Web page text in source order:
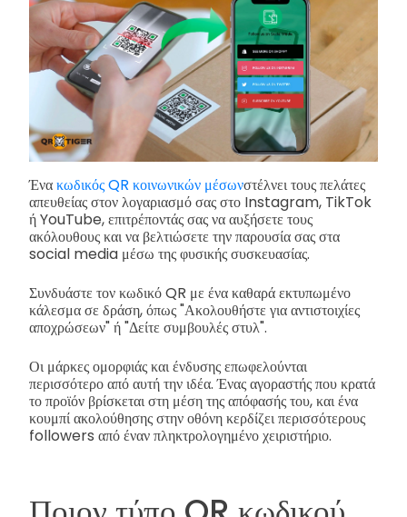
Ένακωδικός QR κοινωνικών μέσωνστέλνει τους πελάτες
απευθείας στον λογαριασμό σας στο Instagram, TikTok
ή YouTube, επιτρέποντάς σας να αυξήσετε τους
ακόλουθους και να βελτιώσετε την παρουσία σας στα
social media μέσω της φυσικής συσκευασίας.
Συνδυάστε τον κωδικό QR με ένα καθαρά εκτυπωμένο
κάλεσμα σε δράση, όπως "Ακολουθήστε για αντιστοιχίες
αποχρώσεων" ή "Δείτε συμβουλές στυλ".
Οι μάρκες ομορφιάς και ένδυσης επωφελούνται
περισσότερο από αυτή την ιδέα. Ένας αγοραστής που κρατά
το προϊόν βρίσκεται στη μέση της απόφασής του, και ένα
κουμπί ακολούθησης στην οθόνη κερδίζει περισσότερους
followers από έναν πληκτρολογημένο χειριστήριο.